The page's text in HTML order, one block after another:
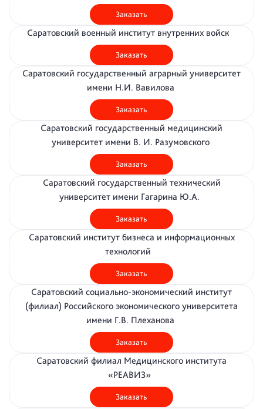
Заказать
Саратовский военный институт внутренних войск
Заказать
Саратовский государственный аграрный университет
имени Н.И. Вавилова
Заказать
Саратовский государственный медицинский
университет имени В. И. Разумовского
Заказать
Саратовский государственный технический
университет имени Гагарина Ю.А.
Заказать
Саратовский институт бизнеса и информационных
технологий
Заказать
Саратовский социально-экономический институт
(филиал) Российского экономического университета
имени Г.В. Плеханова
Заказать
Саратовский филиал Медицинского института
«РЕАВИЗ»
Заказать